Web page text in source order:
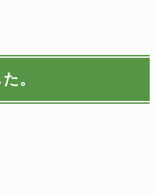
。